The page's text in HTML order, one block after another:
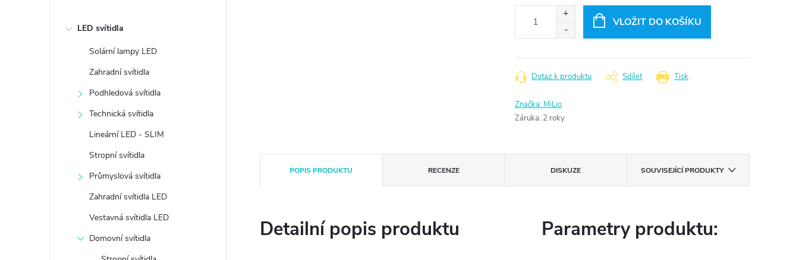
LED svítidla
Solární lampy LED
Zahradní svítidla
Podhledová svítidla
Technická svítidla
Lineární LED - SLIM
Stropní svítidla
Průmyslová svítidla
Zahradní svítidla LED
Vestavná svítidla LED
Domovní svítidla
VLOŽIT DO KOŠÍKU
Tisk
Dotaz k produktu Sdílet
Značka: MiLio
Záruka: 2 roky
POPIS PRODUKTU RECENZE DISKUZE SOUVISEJÍCÍ PRODUKTY
Detailní popis produktu Parametry produktu: